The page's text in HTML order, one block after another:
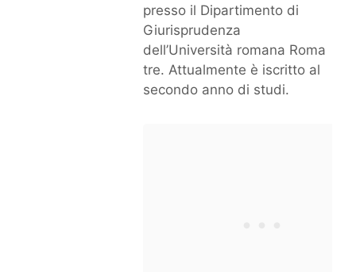
presso il Dipartimento di
Giurisprudenza
dell’Università romana Roma
tre. Attualmente è iscritto al
secondo anno di studi.